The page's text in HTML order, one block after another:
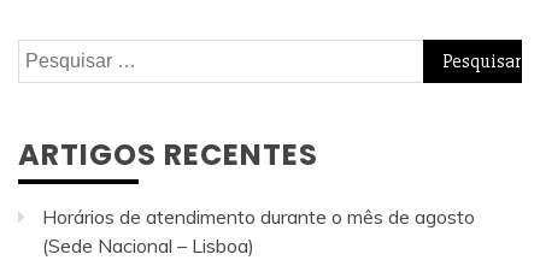
Pesquisar
por:
ARTIGOS RECENTES
Horários de atendimento durante o mês de agosto
(Sede Nacional – Lisboa)